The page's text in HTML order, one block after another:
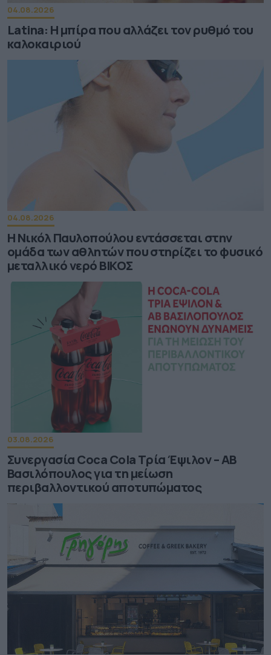
04.08.2026
Latina: Η μπίρα που αλλάζει τον ρυθμό του
καλοκαιριού
04.08.2026
Η Νικόλ Παυλοπούλου εντάσσεται στην
ομάδα των αθλητών που στηρίζει το φυσικό
μεταλλικό νερό ΒΙΚΟΣ
03.08.2026
Συνεργασία Coca Cola Τρία Έψιλον – ΑΒ
Βασιλόπουλος για τη μείωση
περιβαλλοντικού αποτυπώματος